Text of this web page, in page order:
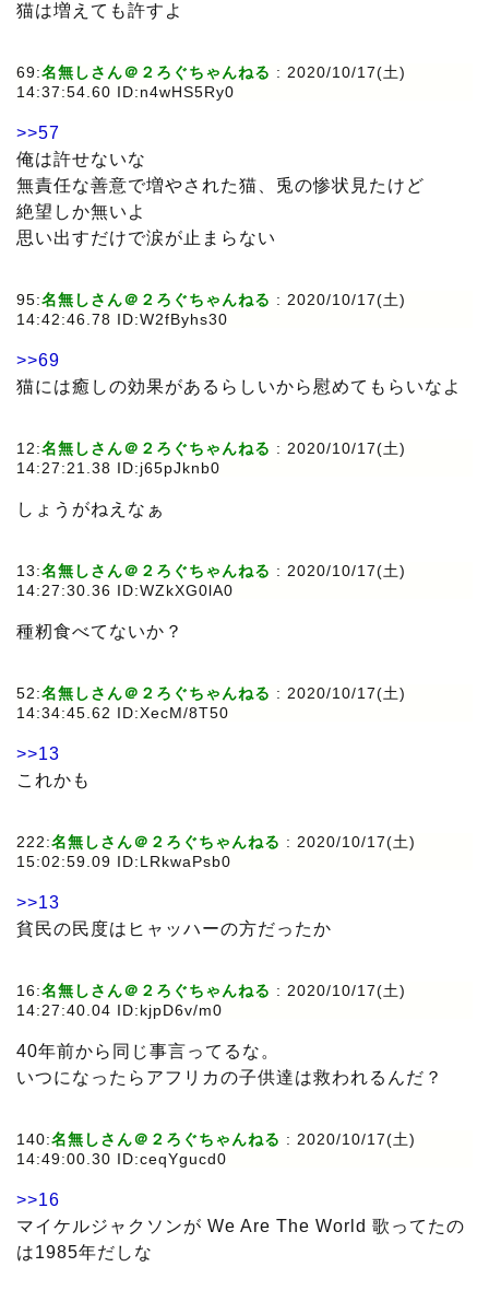
猫は増えても許すよ
69:名無しさん＠２ろぐちゃんねる : 2020/10/17(土)
14:37:54.60 ID:n4wHS5Ry0
>>57
俺は許せないな
無責任な善意で増やされた猫、兎の惨状見たけど
絶望しか無いよ
思い出すだけで涙が止まらない
95:名無しさん＠２ろぐちゃんねる : 2020/10/17(土)
14:42:46.78 ID:W2fByhs30
>>69
猫には癒しの効果があるらしいから慰めてもらいなよ
12:名無しさん＠２ろぐちゃんねる : 2020/10/17(土)
14:27:21.38 ID:j65pJknb0
しょうがねえなぁ
13:名無しさん＠２ろぐちゃんねる : 2020/10/17(土)
14:27:30.36 ID:WZkXG0lA0
種籾食べてないか？
52:名無しさん＠２ろぐちゃんねる : 2020/10/17(土)
14:34:45.62 ID:XecM/8T50
>>13
これかも
222:名無しさん＠２ろぐちゃんねる : 2020/10/17(土)
15:02:59.09 ID:LRkwaPsb0
>>13
貧民の民度はヒャッハーの方だったか
16:名無しさん＠２ろぐちゃんねる : 2020/10/17(土)
14:27:40.04 ID:kjpD6v/m0
40年前から同じ事言ってるな。
いつになったらアフリカの子供達は救われるんだ？
140:名無しさん＠２ろぐちゃんねる : 2020/10/17(土)
14:49:00.30 ID:ceqYgucd0
>>16
マイケルジャクソンが We Are The World 歌ってたの
は1985年だしな